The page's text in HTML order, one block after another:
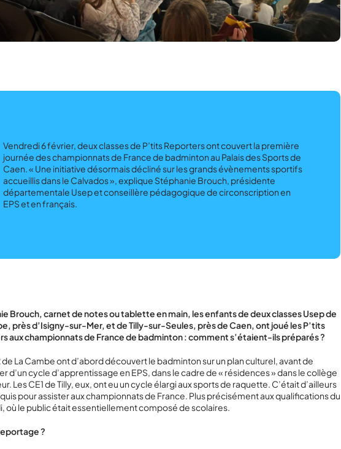
Vendredi 6 février, deux classes de P’tits Reporters ont couvert la première
journée des championnats de France de badminton au Palais des Sports de
Caen. « Une initiative désormais décliné sur les grands évènements sportifs
accueillis dans le Calvados », explique Stéphanie Brouch, présidente
départementale Usep et conseillère pédagogique de circonscription en
EPS et en français.
Brouch, carnet de notes ou tablette en main, les enfants de deux classes Usep de
près d’Isigny-sur-Mer, et de Tilly-sur-Seules, près de Caen, ont joué les P’tits
aux championnats de France de badminton : comment s’étaient-ils préparés ?
de La Cambe ont d’abord découvert le badminton sur un plan culturel, avant de
d’un cycle d’apprentissage en EPS, dans le cadre de « résidences » dans le collège
Les CE1 de Tilly, eux, ont eu un cycle élargi aux sports de raquette. C’était d’ailleurs
pour assister aux championnats de France. Plus précisément aux qualifications du
où le public était essentiellement composé de scolaires.
?